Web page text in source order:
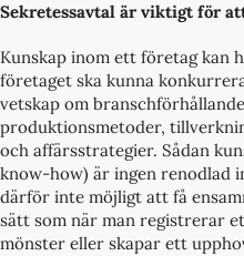
Sekretessavtal är viktigt för
Kunskap inom ett företag kan
företaget ska kunna
vetskap om
produktionsmetoder,
och affärsstrategier. Sådan
know-how) är ingen renodlad
därför inte möjligt att få
sätt som när man registrerar
mönster eller skapar ett